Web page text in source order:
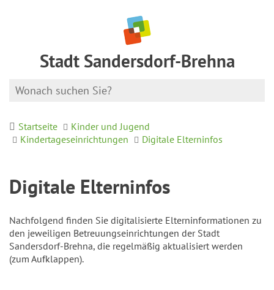
Stadt Sandersdorf-Brehna
Startseite
Kinder und Jugend
Kindertageseinrichtungen
Digitale Elterninfos
Digitale Elterninfos
Nachfolgend finden Sie digitalisierte Elterninformationen zu
den jeweiligen Betreuungseinrichtungen der Stadt
Sandersdorf-Brehna, die regelmäßig aktualisiert werden
(zum Aufklappen).